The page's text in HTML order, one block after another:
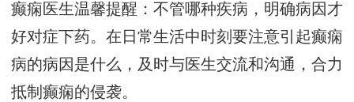
癫痫医生温馨提醒：不管哪种疾病，明确病因才
好对症下药。在日常生活中时刻要注意引起癫痫
病的病因是什么，及时与医生交流和沟通，合力
抵制癫痫的侵袭。